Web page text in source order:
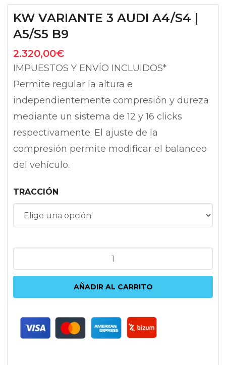
KW VARIANTE 3 AUDI A4/S4 |
A5/S5 B9
2.320,00€
IMPUESTOS Y ENVÍO INCLUIDOS*
Permite regular la altura e
independientemente compresión y dureza
mediante un sistema de 12 y 16 clicks
respectivamente. El ajuste de la
compresión permite modificar el balanceo
del vehículo.
TRACCIÓN
VARIANTE
AUDI
A5/S5
AÑADIR AL CARRITO